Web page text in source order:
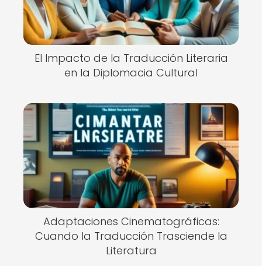
El Impacto de la Traducción Literaria
en la Diplomacia Cultural
Adaptaciones Cinematográficas:
Cuando la Traducción Trasciende la
Literatura